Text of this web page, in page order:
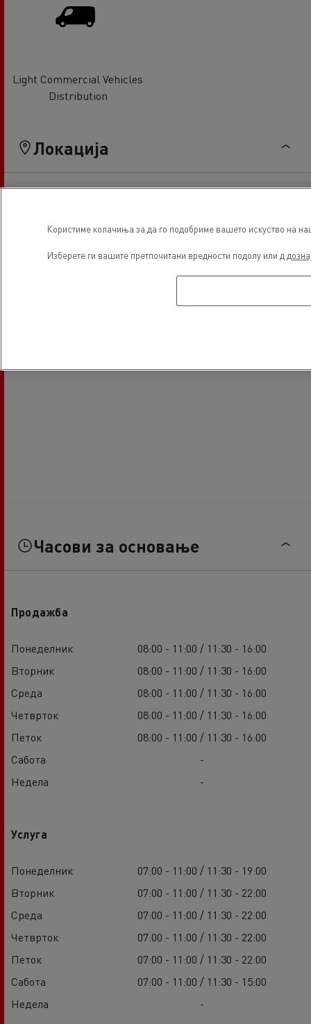
Light Commercial Vehicles
Distribution
Локација
Часови за основање
Продажба
Понеделник
08:00 - 11:00 / 11:30 - 16:00
Вторник
08:00 - 11:00 / 11:30 - 16:00
Среда
08:00 - 11:00 / 11:30 - 16:00
Четврток
08:00 - 11:00 / 11:30 - 16:00
Петок
08:00 - 11:00 / 11:30 - 16:00
Сабота
-
Недела
-
Услуга
Понеделник
07:00 - 11:00 / 11:30 - 19:00
Вторник
07:00 - 11:00 / 11:30 - 22:00
Среда
07:00 - 11:00 / 11:30 - 22:00
Четврток
07:00 - 11:00 / 11:30 - 22:00
Петок
07:00 - 11:00 / 11:30 - 22:00
Сабота
07:00 - 11:00 / 11:30 - 15:00
Недела
-
Користиме колачиња за да го подобриме вашето искуство на
Изберете ги вашите претпочитани вредности подолу или д